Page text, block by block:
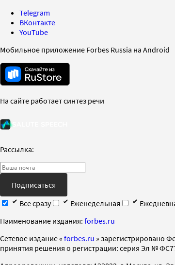
Telegram
ВКонтакте
YouTube
Мобильное приложение Forbes Russia на Android
На сайте работает синтез речи
Рассылка:
Подписаться
Все сразу
Еженедельная
Наименование издания: forbes.ru
Cетевое издание « forbes.ru » зарегистрировано
принятия решения о регистрации: серия Эл №